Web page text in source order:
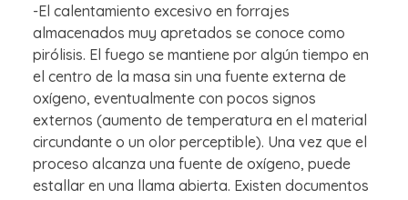
-El calentamiento excesivo en forrajes
almacenados muy apretados se conoce como
pirólisis. El fuego se mantiene por algún tiempo en
el centro de la masa sin una fuente externa de
oxígeno, eventualmente con pocos signos
externos (aumento de temperatura en el material
circundante o un olor perceptible). Una vez que el
proceso alcanza una fuente de oxígeno, puede
estallar en una llama abierta. Existen documentos